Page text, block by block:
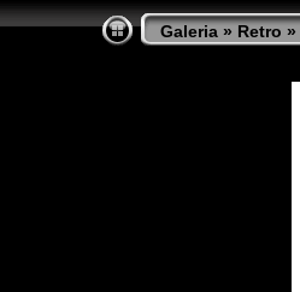
Galeria » Retro »